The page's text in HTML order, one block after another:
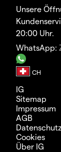
Unsere
20:00 Uhr.
WhatsApp:
IG
Sitemap
Impressum
AGB
Cookies
Über IG